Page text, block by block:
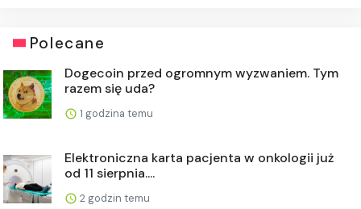
Polecane
Dogecoin przed ogromnym wyzwaniem. Tym
razem się uda?
1 godzina temu
Elektroniczna karta pacjenta w onkologii już
od 11 sierpnia....
2 godzin temu